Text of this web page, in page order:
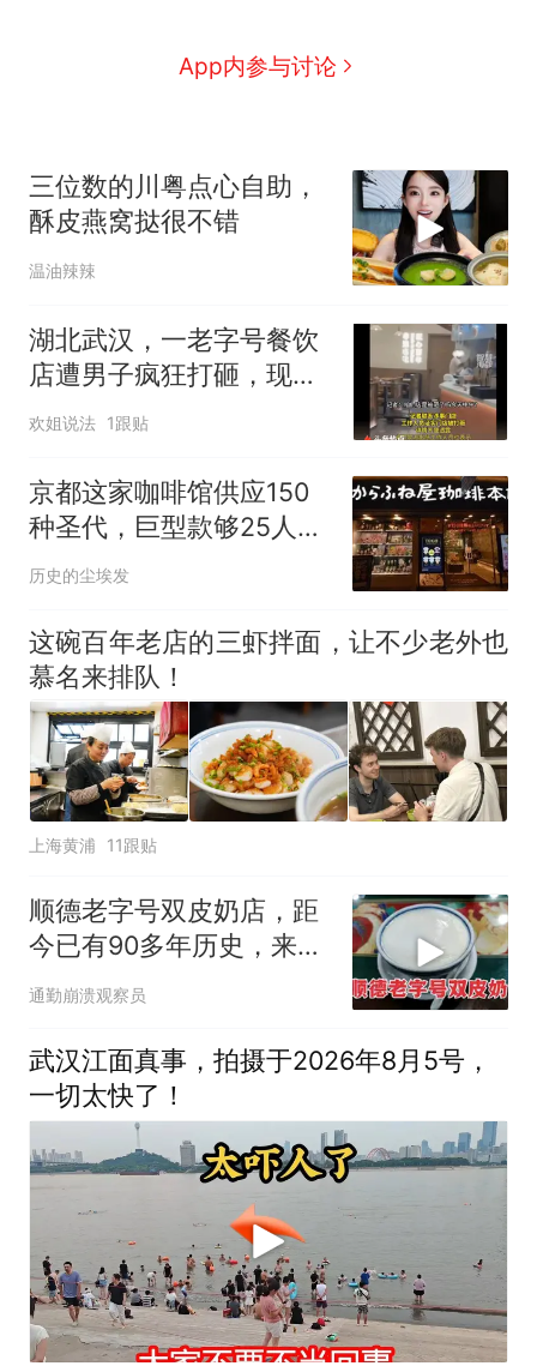
App内参与讨论
三位数的川粤点心自助，
酥皮燕窝挞很不错
温油辣辣
湖北武汉，一老字号餐饮
店遭男子疯狂打砸，现场
瞬间一片狼藉
欢姐说法 1跟贴
京都这家咖啡馆供应150
种圣代，巨型款够25人
吃，价格高达5万日元
历史的尘埃发
这碗百年老店的三虾拌面，让不少老外也
慕名来排队！
上海黄浦 11跟贴
顺德老字号双皮奶店，距
今已有90多年历史，来顺
德不吃等于白来
通勤崩溃观察员
武汉江面真事，拍摄于2026年8月5号，
一切太快了！